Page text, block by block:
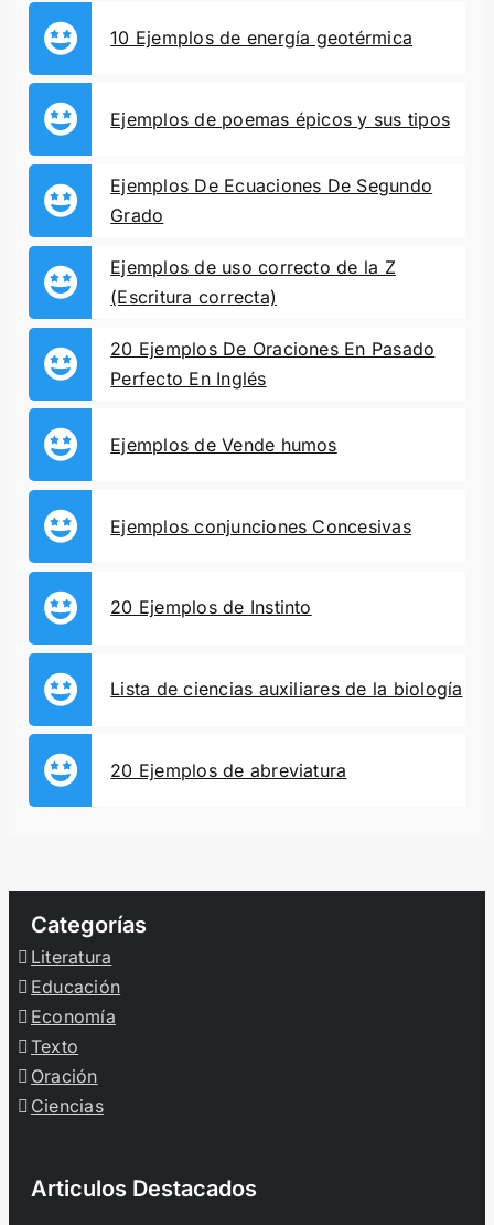
10 Ejemplos de energía geotérmica
Ejemplos de poemas épicos y sus tipos
Ejemplos De Ecuaciones De Segundo
Grado
Ejemplos de uso correcto de la Z
(Escritura correcta)
20 Ejemplos De Oraciones En Pasado
Perfecto En Inglés
Ejemplos de Vende humos
Ejemplos conjunciones Concesivas
20 Ejemplos de Instinto
Lista de ciencias auxiliares de la biología
20 Ejemplos de abreviatura
Categorías
Literatura
Educación
Economía
Texto
Oración
Ciencias
Articulos Destacados